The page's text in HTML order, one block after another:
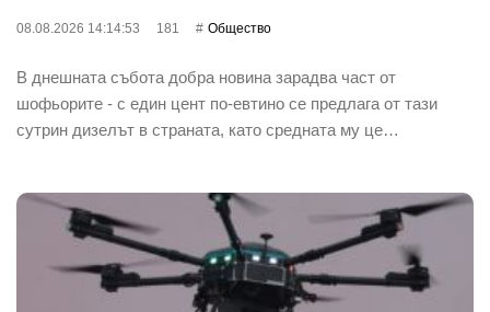
08.08.2026 14:14:53 181 Общество
В днешната събота добра новина зарадва част от
шофьорите - с един цент по-евтино се предлага от тази
сутрин дизелът в страната, като средната му це…